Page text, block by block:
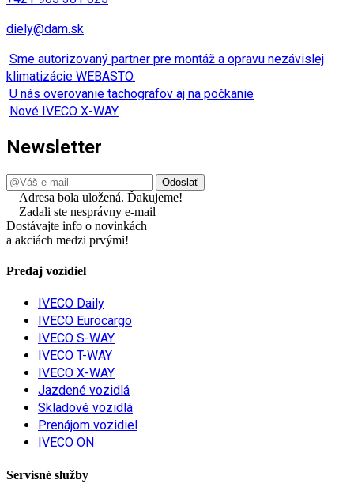
diely@dam.sk
Sme autorizovaný partner pre montáž a opravu nezávislej
klimatizácie WEBASTO.
U nás overovanie tachografov aj na počkanie
Nové IVECO X-WAY
Newsletter
Adresa bola uložená. Ďakujeme!
Zadali ste nesprávny e-mail
Dostávajte info o novinkách
a akciách medzi prvými!
Predaj vozidiel
IVECO Daily
IVECO Eurocargo
IVECO S-WAY
IVECO T-WAY
IVECO X-WAY
Jazdené vozidlá
Skladové vozidlá
Prenájom vozidiel
IVECO ON
Servisné služby